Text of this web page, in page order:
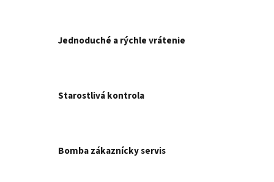
Jednoduché a rýchle vrátenie
Starostlivá kontrola
Bomba zákaznícky servis